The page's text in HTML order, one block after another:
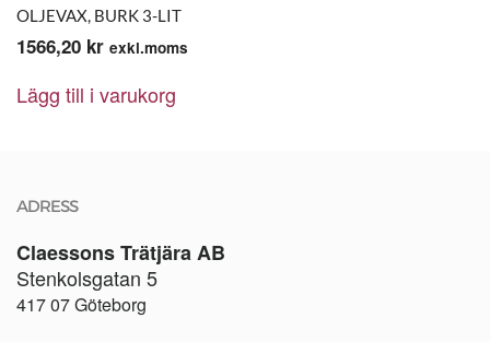
OLJEVAX, BURK 3-LIT
1566,20 kr exkl.moms
Lägg till i varukorg
ADRESS
Claessons Trätjära AB
Stenkolsgatan 5
417 07 Göteborg